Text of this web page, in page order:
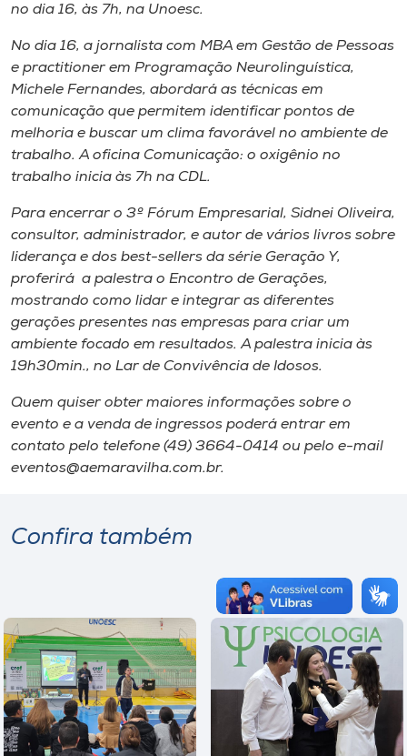
no dia 16, às 7h, na Unoesc.
No dia 16, a jornalista com MBA em Gestão de Pessoas
e practitioner em Programação Neurolinguística,
Michele Fernandes, abordará as técnicas em
comunicação que permitem identificar pontos de
melhoria e buscar um clima favorável no ambiente de
trabalho. A oficina Comunicação: o oxigênio no
trabalho inicia às 7h na CDL.
Para encerrar o 3º Fórum Empresarial, Sidnei Oliveira,
consultor, administrador, e autor de vários livros sobre
liderança e dos best-sellers da série Geração Y,
proferirá a palestra o Encontro de Gerações,
mostrando como lidar e integrar as diferentes
gerações presentes nas empresas para criar um
ambiente focado em resultados. A palestra inicia às
19h30min., no Lar de Convivência de Idosos.
Quem quiser obter maiores informações sobre o
evento e a venda de ingressos poderá entrar em
contato pelo telefone (49) 3664-0414 ou pelo e-mail
eventos@aemaravilha.com.br.
Confira também